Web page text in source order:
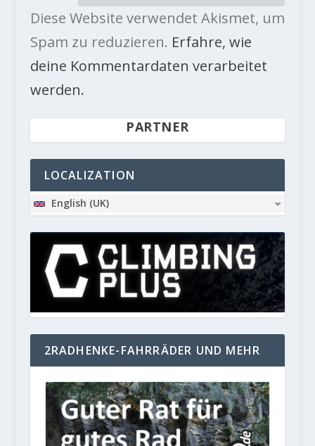
Diese Website verwendet Akismet, um
Spam zu reduzieren. Erfahre, wie
deine Kommentardaten verarbeitet
werden.
PARTNER
LOCALIZATION
English (UK)
2RADHENKE-FAHRRÄDER UND MEHR